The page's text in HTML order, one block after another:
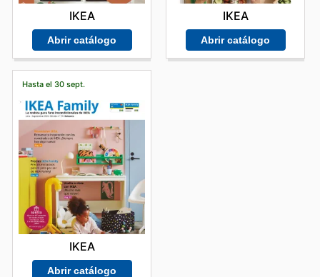
IKEA
Abrir catálogo
IKEA
Abrir catálogo
Hasta el 30 sept.
IKEA
Abrir catálogo